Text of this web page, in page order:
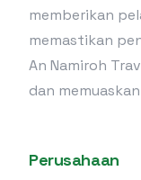
memberikan
memastikan
An Namiroh
dan
Perusahaan